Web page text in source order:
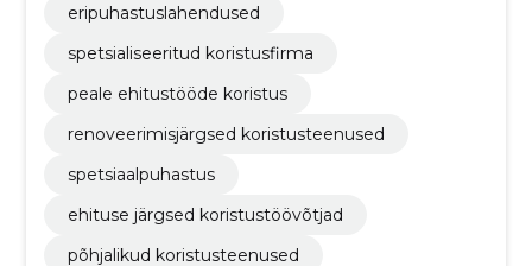
eripuhastuslahendused
spetsialiseeritud koristusfirma
peale ehitustööde koristus
renoveerimisjärgsed koristusteenused
spetsiaalpuhastus
ehituse järgsed koristustöövõtjad
põhjalikud koristusteenused